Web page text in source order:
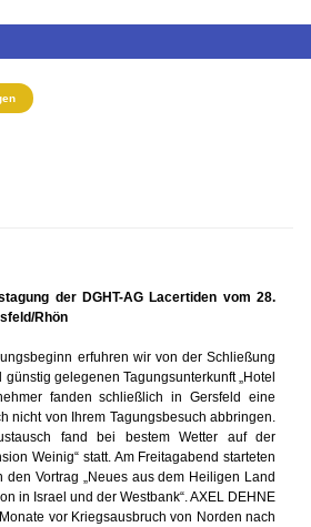
der DGHT-AG Lacertiden vom 28.
Rhön
erfuhren wir von der Schließung
gelegenen Tagungsunterkunft „Hotel
fanden schließlich in Gersfeld eine
nicht von Ihrem Tagungsbesuch abbringen.
fand bei bestem Wetter auf der
Weinig“ statt. Am Freitagabend starteten
den Vortrag „Neues aus dem Heiligen Land
in Israel und der Westbank“. AXEL DEHNE
vor Kriegsausbruch von Norden nach